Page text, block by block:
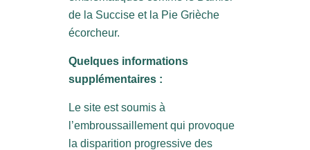
de la Succise et la Pie Grièche
écorcheur.
Quelques informations
supplémentaires :
Le site est soumis à
l’embroussaillement qui provoque
la disparition progressive des